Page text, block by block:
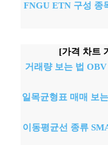
FNGU ETN 구성 종
[가격 차트
거래량 보는 법
일목균형표 매매 보
이동평균선 종류